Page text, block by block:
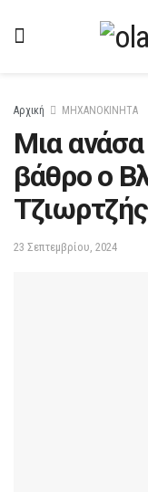
Αρχική ΜΗΧΑΝΟΚΙΝΗΤΑ
Μια
βάθρο o
23 Σεπτεμβρίου, 2024